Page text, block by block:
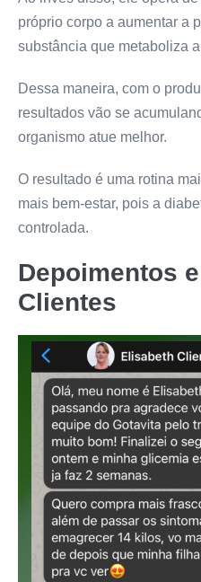
próprio corpo a aumentar a
substância que metaboliza
Dessa maneira, com o
resultados vão se
organismo atue melhor.
O resultado é uma rotina
mais bem-estar, pois a
controlada.
Depoimentos
Clientes